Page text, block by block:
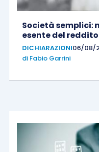
Società semplici:
esente del
DICHIARAZIONI06/08/
di Fabio Garrini